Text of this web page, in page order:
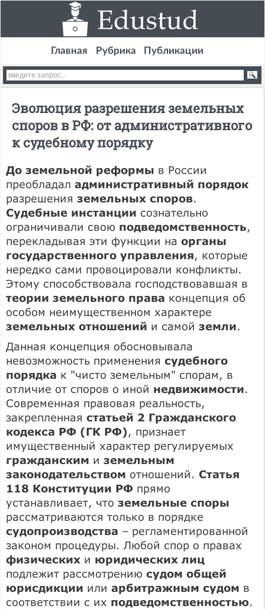
Главная Рубрика Публикации
Эволюция разрешения земельных
споров в РФ: от административного
к судебному порядку
До земельной реформы в России
преобладал административный порядок
разрешения земельных споров.
Судебные инстанции сознательно
ограничивали свою подведомственность,
перекладывая эти функции на органы
государственного управления, которые
нередко сами провоцировали конфликты.
Этому способствовала господствовавшая в
теории земельного права концепция об
особом неимущественном характере
земельных отношений и самой земли.
Данная концепция обосновывала
невозможность применения судебного
порядка к "чисто земельным" спорам, в
отличие от споров о иной недвижимости.
Современная правовая реальность,
закрепленная статьей 2 Гражданского
кодекса РФ (ГК РФ), признает
имущественный характер регулируемых
гражданским и земельным
законодательством отношений. Статья
118 Конституции РФ прямо
устанавливает, что земельные споры
рассматриваются только в порядке
судопроизводства – регламентированной
законом процедуры. Любой спор о правах
физических и юридических лиц
подлежит рассмотрению судом общей
юрисдикции или арбитражным судом в
соответствии с их подведомственностью.